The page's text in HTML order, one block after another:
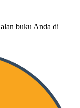
buku Anda di